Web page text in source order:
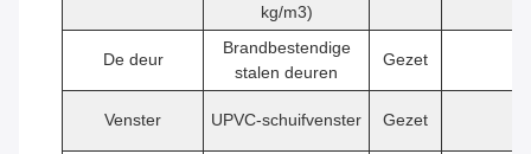
kg/m3)
De deur
Brandbestendige
stalen deuren
Gezet
Venster UPVC-schuifvenster Gezet